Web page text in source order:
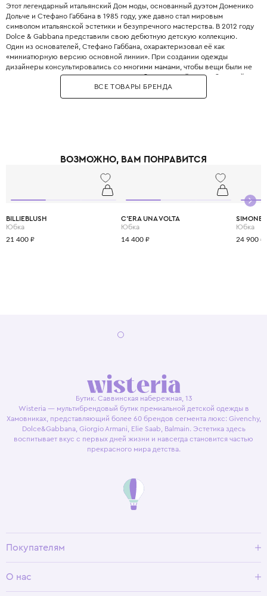
Этот легендарный итальянский Дом моды, основанный дуэтом Доменико
Дольче и Стефано Габбана в 1985 году, уже давно стал мировым
символом итальянской эстетики и безупречного мастерства. В 2012 году
Dolce & Gabbana представили свою дебютную детскую коллекцию.
Один из основателей, Стефано Габбана, охарактеризовал её как
«миниатюрную версию основной линии». При создании одежды
дизайнеры консультировались со многими мамами, чтобы вещи были не
только стильными, но и максимально удобными. Дизайнеры с большой
любовью и вниманием перенесли в детский гардероб все коды
взрослой моды: яркие цветочные принты, благородное кружево,
а главное - сделать его детство по-настоящему незабываемым и
ВСЕ ТОВАРЫ БРЕНДА
ВОЗМОЖНО, ВАМ ПОНРАВИТСЯ
BILLIEBLUSH
Юбка
21 400 ₽
C'ERA UNA VOLTA
Юбка
14 400 ₽
Юбка
24 900 ₽
Бутик. Саввинская набережная, 13
Wisteria — мультибрендовый бутик премиальной детской одежды в
Хамовниках, представляющий более 60 брендов сегмента люкс: Givenchy,
Dolce&Gabbana, Giorgio Armani, Elie Saab, Balmain. Эстетика здесь
воспитывает вкус с первых дней жизни и навсегда становится частью
прекрасного мира детства.
Покупателям
Условия возврата
О нас